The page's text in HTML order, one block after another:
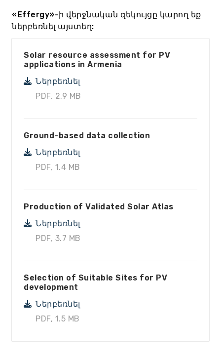
«Effergy»-ի վերջնական զեկույցը կարող եք
ներբեռնել այստեղ:
Solar resource assessment for PV
applications in Armenia
Ներբեռնել
PDF, 2.9 MB
Ground-based data collection
Ներբեռնել
PDF, 1.4 MB
Production of Validated Solar Atlas
Ներբեռնել
PDF, 3.7 MB
Selection of Suitable Sites for PV
development
Ներբեռնել
PDF, 1.5 MB